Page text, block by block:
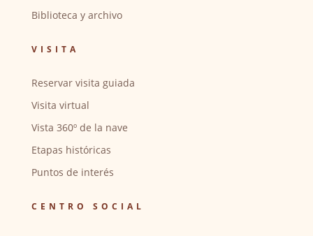
Biblioteca y archivo
VISITA
Reservar visita guiada
Visita virtual
Vista 360º de la nave
Etapas históricas
Puntos de interés
CENTRO SOCIAL